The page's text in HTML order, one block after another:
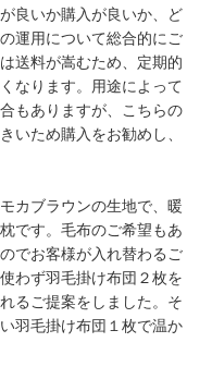
良いか購入が良いか、ど
運用について総合的にご
送料が嵩むため、定期的
なります。用途によって
もありますが、こちらの
いため購入をお勧めし、
カブラウンの生地で、暖
です。 毛布のご希望もあ
でお客様が入れ替わるご
わず羽毛掛け布団２枚を
るご提案をしました。そ
羽毛掛け布団１枚で温か